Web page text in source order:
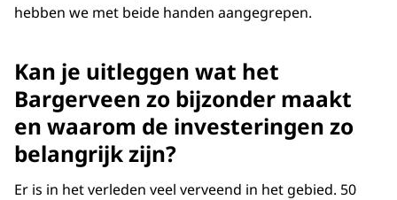
hebben we met beide handen aangegrepen.
Kan je uitleggen wat het
Bargerveen zo bijzonder maakt
en waarom de investeringen zo
belangrijk zijn?
Er is in het verleden veel verveend in het gebied. 50